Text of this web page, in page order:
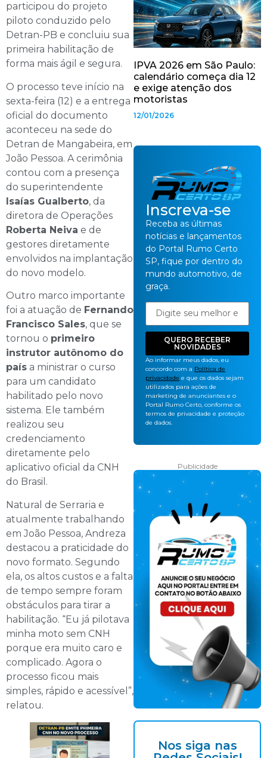
participou do projeto
piloto conduzido pelo
Detran-PB e concluiu sua
primeira habilitação de
forma mais ágil e segura.
O processo teve início na
sexta-feira (12) e a entrega
oficial do documento
aconteceu na sede do
Detran de Mangabeira, em
João Pessoa. A cerimônia
contou com a presença
do superintendente
Isaías Gualberto, da
diretora de Operações
Roberta Neiva e de
gestores diretamente
envolvidos na implantação
do novo modelo.
Outro marco importante
foi a atuação de Fernando
Francisco Sales, que se
tornou o primeiro
instrutor autônomo do
país a ministrar o curso
para um candidato
habilitado pelo novo
sistema. Ele também
realizou seu
credenciamento
diretamente pelo
aplicativo oficial da CNH
do Brasil.
Natural de Serraria e
atualmente trabalhando
em João Pessoa, Andreza
destacou a praticidade do
novo formato. Segundo
ela, os altos custos e a falta
de tempo sempre foram
obstáculos para tirar a
habilitação. “Eu já pilotava
minha moto sem CNH
porque era muito caro e
complicado. Agora o
processo ficou mais
simples, rápido e acessível”,
relatou.
IPVA 2026 em São Paulo:
calendário começa dia 12
e exige atenção dos
motoristas
12/01/2026
Inscreva-se
Receba as últimas
notícias e lançamentos
do Portal Rumo Certo
SP, fique por dentro do
mundo automotivo, de
graça.
QUERO RECEBER
NOVIDADES
Ao informar meus dados, eu
concordo com a Política de
privacidade e que os dados sejam
utilizados para ações de
marketing de anunciantes e o
Portal Rumo Certo, conforme os
termos de privacidade e proteção
de dados.
Publicidade
Nos siga nas